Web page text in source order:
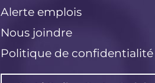
Alerte emplois
Nous joindre
Politique de confidentialité